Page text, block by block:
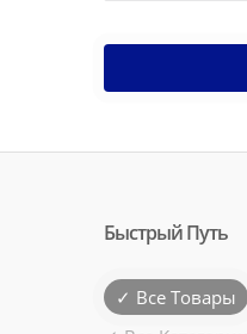
Быстрый Путь
✓ Все Товары